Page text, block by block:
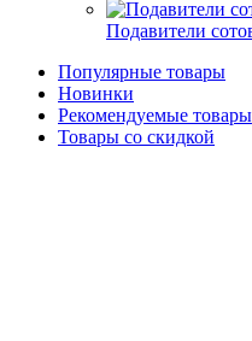
Подавители
Популярные товары
Новинки
Рекомендуемые товары
Товары со скидкой